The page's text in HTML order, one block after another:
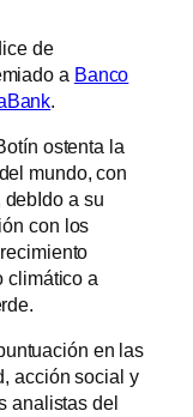
de
a Banco
.
ostenta la
mundo, con
a su
con los
climático a
en las
acción social y
analistas del